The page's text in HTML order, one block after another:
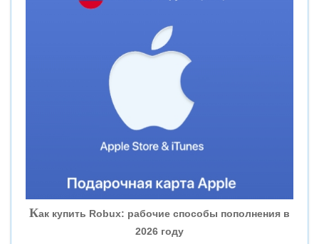
«ВНЕШПРОМБАНК»
«БАНК ГЛОБЭКС»
«СОВКОМБАНК»
Как купить Robux: рабочие способы пополнения в
2026 году